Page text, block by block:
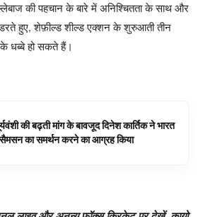
की पहचान के बारे में अनिश्चितता के साथ और
हुए, शेफ़ील्ड शील्ड एक्शन के शुरुआती तीन
धब्बे हो सकते हैं।
की बढ़ती मांग के बावजूद दिनेश कार्तिक ने भारत
का समर्थन करने का आग्रह किया